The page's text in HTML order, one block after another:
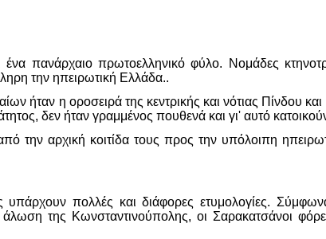
ένα πανάρχαιο πρωτοελληνικό φύλο. Νομάδες
την ηπειρωτική Ελλάδα..
ήταν η οροσειρά της κεντρικής και νότιας
δεν ήταν γραμμένος πουθενά και γι' αυτό
την αρχική κοιτίδα τους προς την υπόλοιπη
πολλές και διάφορες ετυμολογίες.
της Κωνσταντινούπολης, οι Σαρακατσάνοι